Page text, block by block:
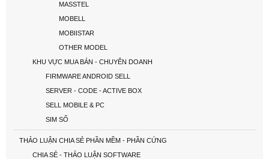
MASSTEL
MOBELL
MOBIISTAR
OTHER MODEL
KHU VỰC MUA BÁN - CHUYÊN DOANH
FIRMWARE ANDROID SELL
SERVER - CODE - ACTIVE BOX
SELL MOBILE & PC
SIM SỐ
THẢO LUẬN CHIA SẺ PHẦN MỀM - PHẦN CỨNG
CHIA SẺ - THẢO LUẬN SOFTWARE